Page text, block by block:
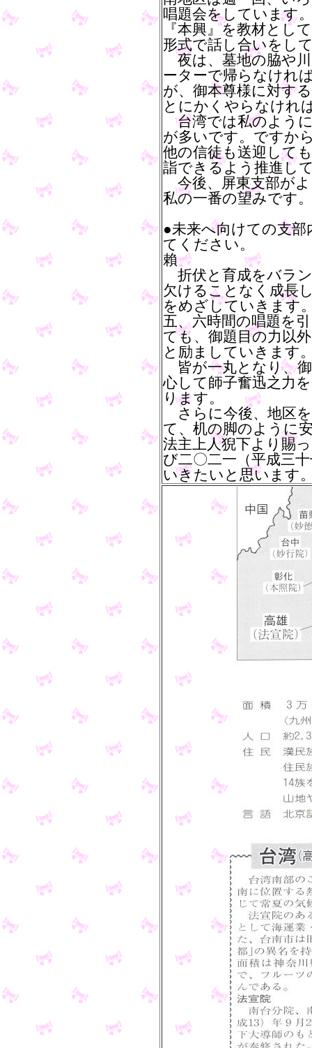
唱題会をしています
『本興』を教材とし
形式で話し合いをし
夜は、墓地の脇や
ーターで帰らなけれ
が、御本尊様に対す
とにかくやらなけれ
台湾では私のよう
が多いです。ですか
他の信徒も送迎して
詣できるよう推進し
今後、屏東支部が
私の一番の望みです。
●未来へ向けての支
てください。
賴
折伏と育成をバラ
欠けることなく成長
をめざしていきます
五、六時間の唱題を
ても、御題目の力以
と励ましていきます
皆が一丸となり、
心して師子奮迅之力
ります。
さらに今後、地区
て、机の脚のように
法主上人猊下より賜
び二〇二一（平成三
いきたいと思います